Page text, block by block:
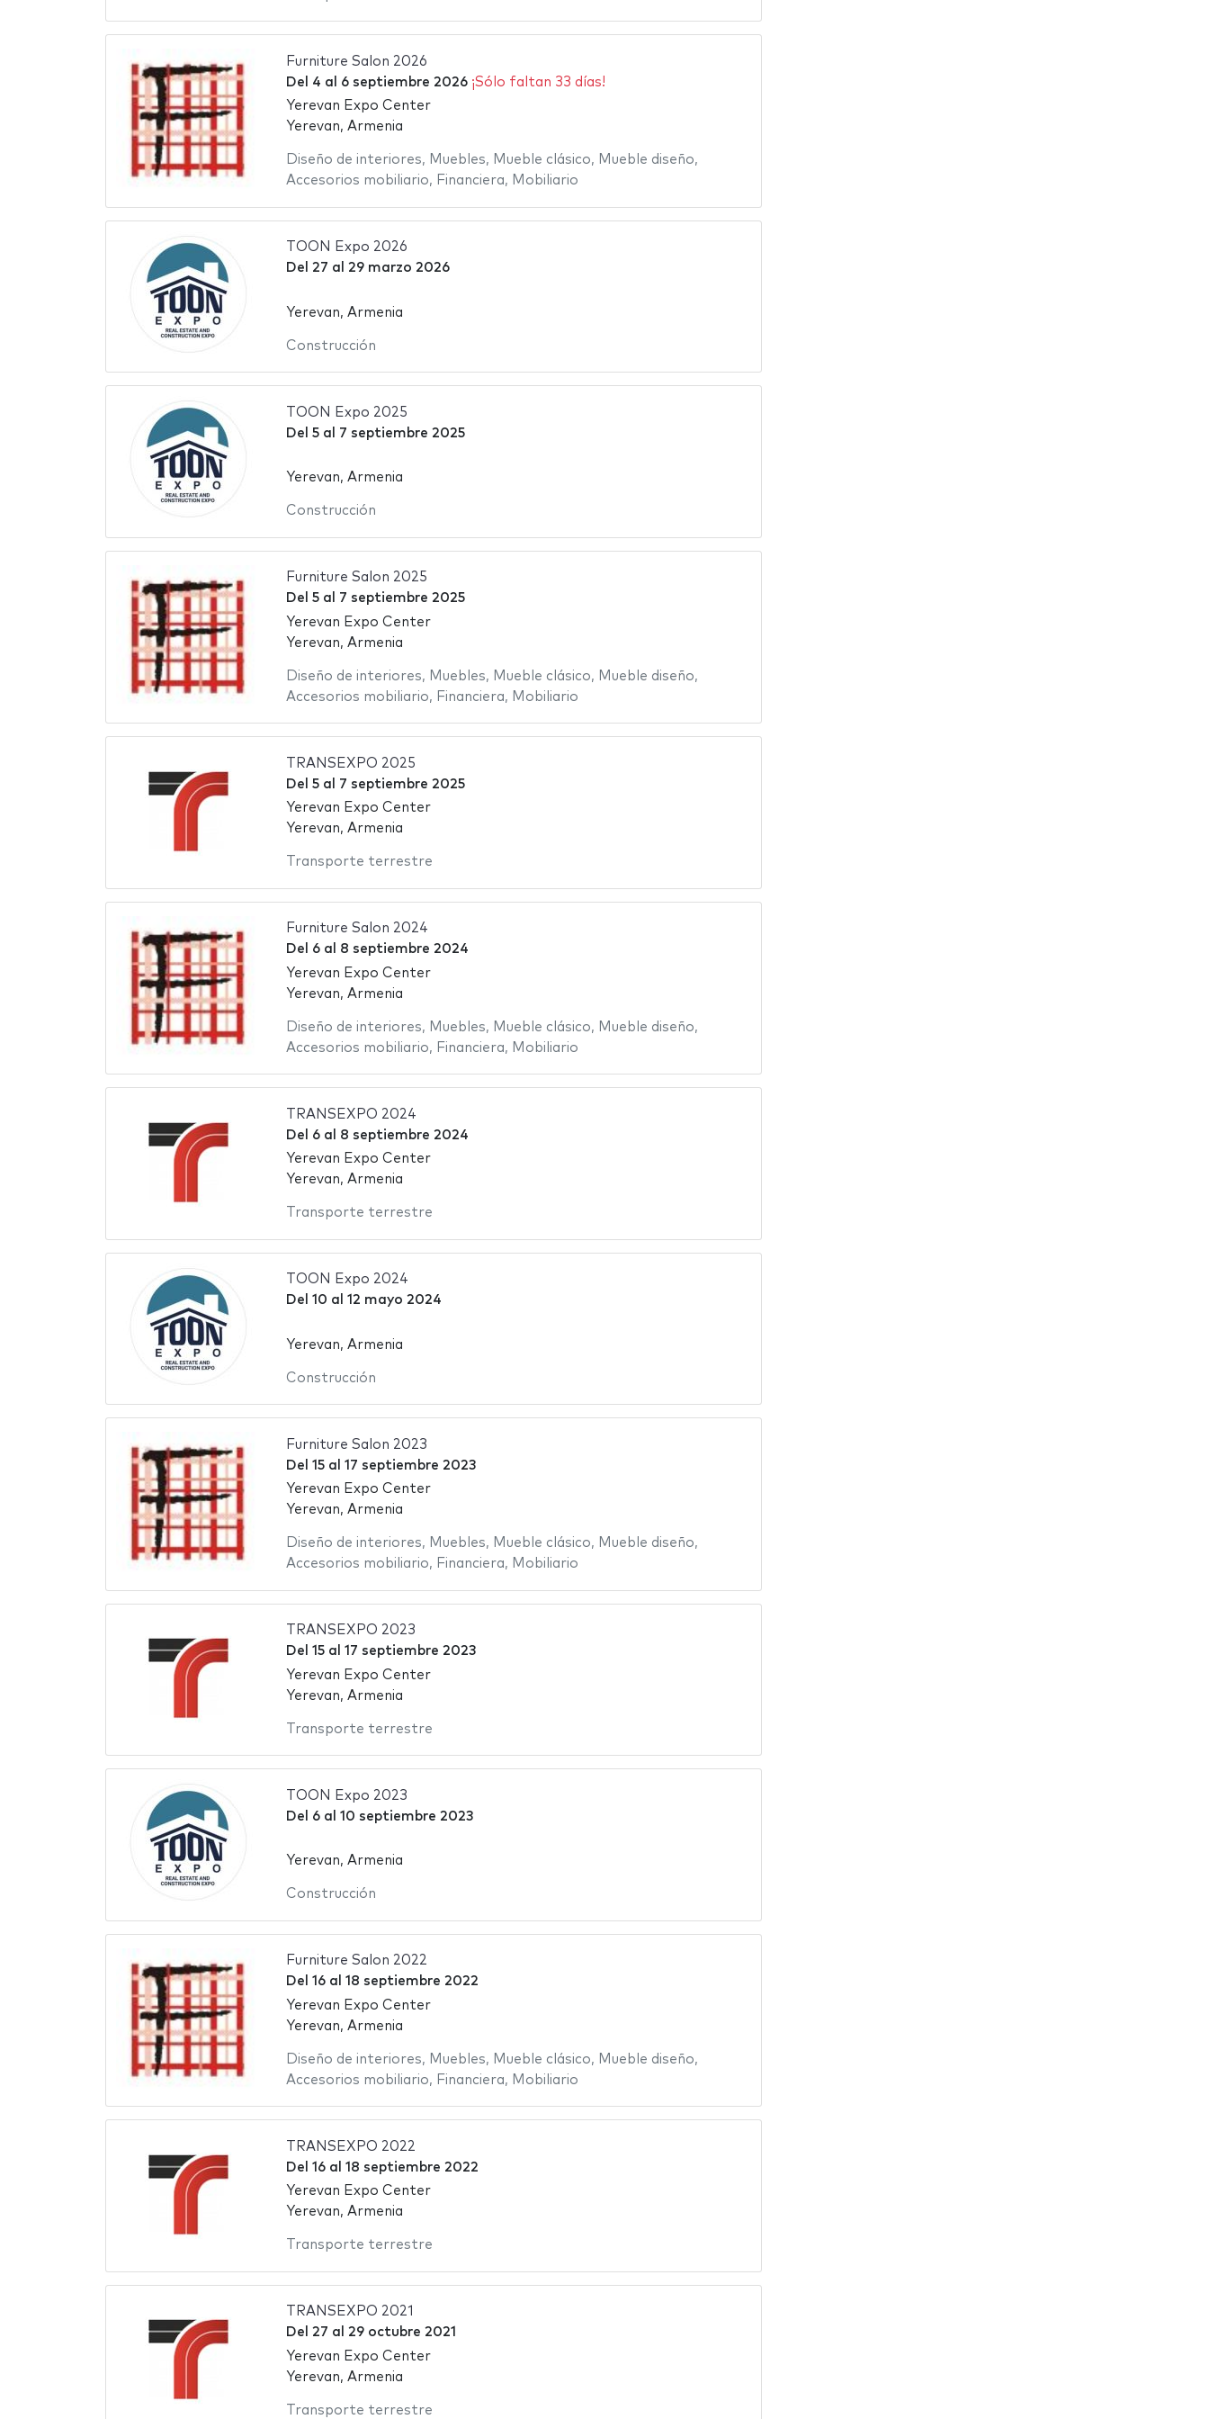
Furniture Salon 2026
Del 4 al 6 septiembre 2026 ¡Sólo faltan 33 días!
Yerevan Expo Center
Yerevan, Armenia
Diseño de interiores, Muebles, Mueble clásico, Mueble diseño,
Accesorios mobiliario, Financiera, Mobiliario
TOON Expo 2026
Del 27 al 29 marzo 2026
Yerevan, Armenia
Construcción
TOON Expo 2025
Del 5al 7 septiembre 2025
Yerevan, Armenia
Construcción
Furniture Salon 2025
Del 5al 7 septiembre 2025
Yerevan Expo Center
Yerevan, Armenia
Diseño de interiores, Muebles, Mueble clásico, Mueble diseño,
Accesorios mobiliario, Financiera, Mobiliario
TRANSEXPO 2025
Del 5al 7 septiembre 2025
Yerevan Expo Center
Yerevan, Armenia
Transporte terrestre
Furniture Salon 2024
Del 6al 8 septiembre 2024
Yerevan Expo Center
Yerevan, Armenia
Diseño de interiores, Muebles, Mueble clásico, Mueble diseño,
Accesorios mobiliario, Financiera, Mobiliario
TRANSEXPO 2024
Del 6al 8 septiembre 2024
Yerevan Expo Center
Yerevan, Armenia
Transporte terrestre
TOON Expo 2024
Del 10 al 12 mayo 2024
Yerevan, Armenia
Construcción
Furniture Salon 2023
Del 15al 17 septiembre 2023
Yerevan Expo Center
Yerevan, Armenia
Diseño de interiores, Muebles, Mueble clásico, Mueble diseño,
Accesorios mobiliario, Financiera, Mobiliario
TRANSEXPO 2023
Del 15al 17 septiembre 2023
Yerevan Expo Center
Yerevan, Armenia
Transporte terrestre
TOON Expo 2023
Del 6al 10 septiembre 2023
Yerevan, Armenia
Construcción
Furniture Salon 2022
Del 16al 18 septiembre 2022
Yerevan Expo Center
Yerevan, Armenia
Diseño de interiores, Muebles, Mueble clásico, Mueble diseño,
Accesorios mobiliario, Financiera, Mobiliario
TRANSEXPO 2022
Del 16al 18 septiembre 2022
Yerevan Expo Center
Yerevan, Armenia
Transporte terrestre
TRANSEXPO 2021
Del 27 al 29 octubre 2021
Yerevan Expo Center
Yerevan, Armenia
Transporte terrestre